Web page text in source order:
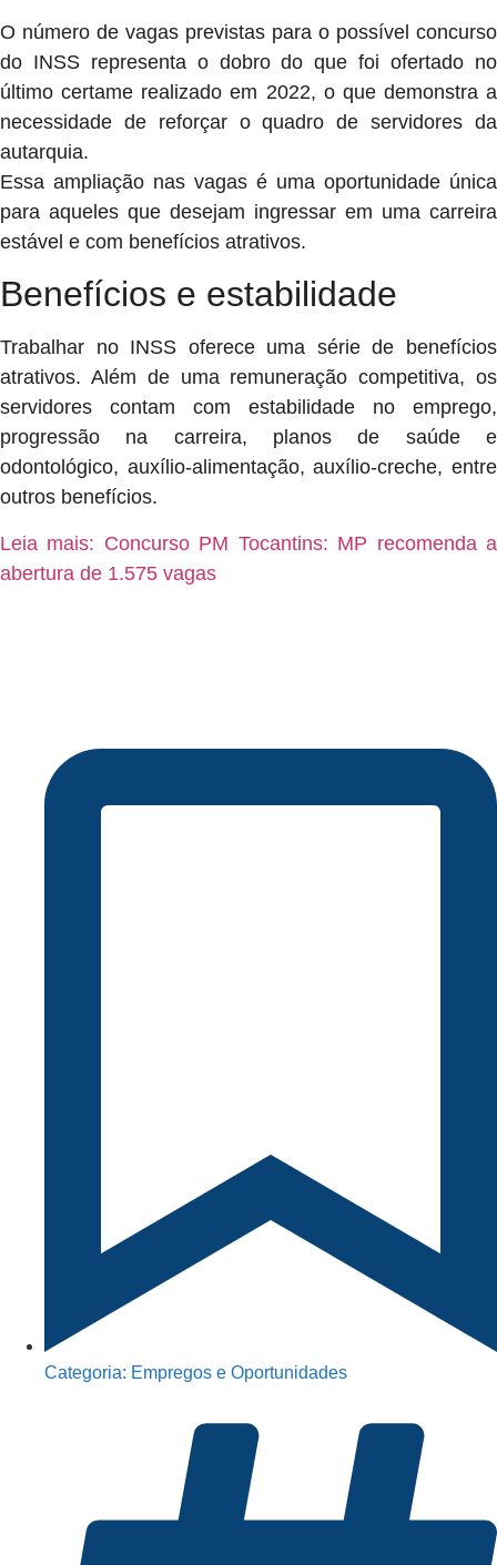
O número de vagas previstas para o possível concurso
do INSS representa o dobro do que foi ofertado no
último certame realizado em 2022, o que demonstra a
necessidade de reforçar o quadro de servidores da
autarquia.
Essa ampliação nas vagas é uma oportunidade única
para aqueles que desejam ingressar em uma carreira
estável e com benefícios atrativos.
Benefícios e estabilidade
Trabalhar no INSS oferece uma série de benefícios
atrativos. Além de uma remuneração competitiva, os
servidores contam com estabilidade no emprego,
progressão na carreira, planos de saúde e
odontológico, auxílio-alimentação, auxílio-creche, entre
outros benefícios.
Leia mais: Concurso PM Tocantins: MP recomenda a
abertura de 1.575 vagas
Categoria: Empregos e Oportunidades